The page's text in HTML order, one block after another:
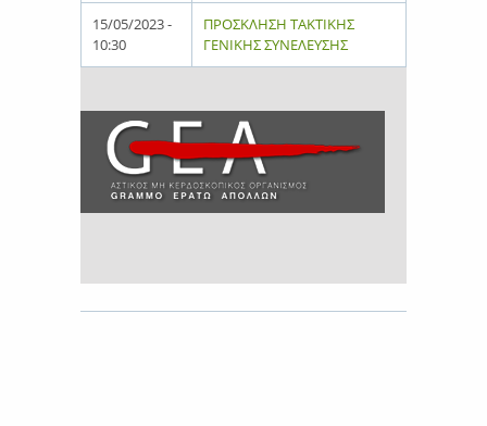
15/05/2023 -
10:30
ΠΡΟΣΚΛΗΣΗ ΤΑΚΤΙΚΗΣ
ΓΕΝΙΚΗΣ ΣΥΝΕΛΕΥΣΗΣ